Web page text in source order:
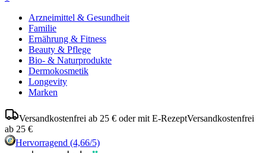
Arzneimittel & Gesundheit
Familie
Ernährung & Fitness
Beauty & Pflege
Bio- & Naturprodukte
Dermokosmetik
Longevity
Marken
Versandkostenfrei ab 25 € oder mit E-RezeptVersandkostenfrei
ab 25 €
Hervorragend (4,66/5)